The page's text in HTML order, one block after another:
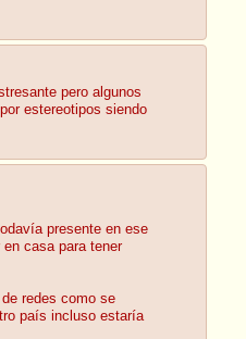
pero algunos
estereotipos siendo
presente en ese
casa para tener
redes como se
país incluso estaría